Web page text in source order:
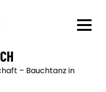
– Bauchtanz in